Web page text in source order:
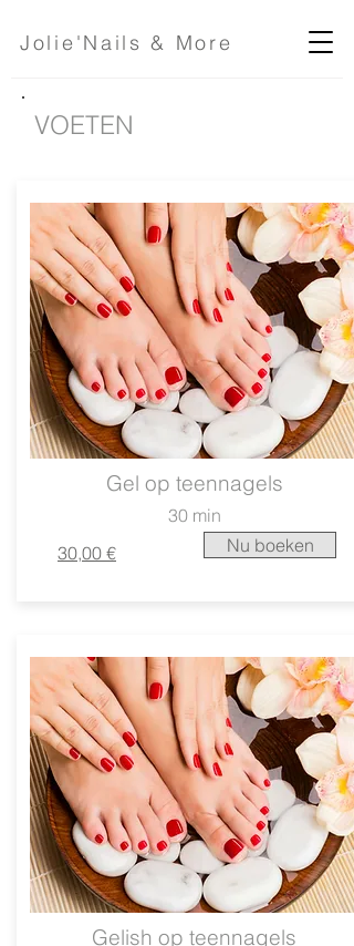
Jolie'Nails & More
VOETEN
Gel op teennagels
30 min
30,00 €
Nu boeken
Gelish op teennagels